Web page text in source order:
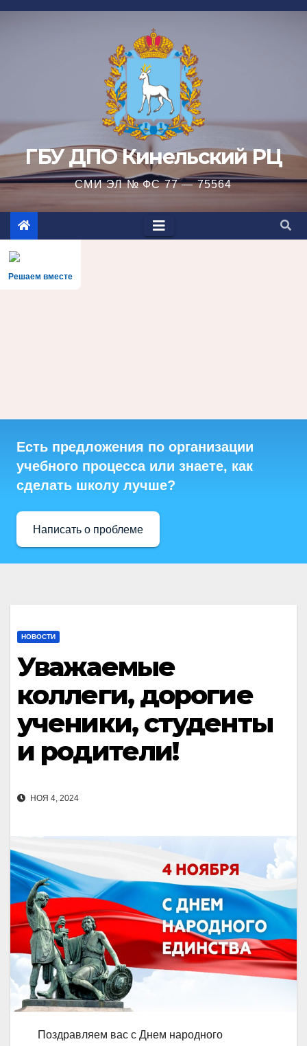
Перейти
ГБУ ДПО Кинельский РЦ
СМИ ЭЛ № ФС 77 — 75564
Решаем вместе
Есть предложения по организации
учебного процесса или знаете, как
сделать школу лучше?
Написать о проблеме
НОВОСТИ
Уважаемые
коллеги, дорогие
ученики, студенты
и родители!
НОЯ 4, 2024
Поздравляем вас с Днем народного